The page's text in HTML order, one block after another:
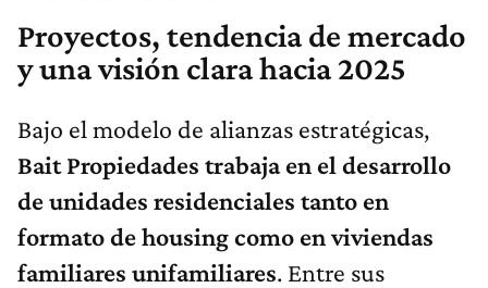
Proyectos, tendencia de mercado
y una visión clara hacia 2025
Bajo el modelo de alianzas estratégicas,
Bait Propiedades trabaja en el desarrollo
de unidades residenciales tanto en
formato de housing como en viviendas
familiares unifamiliares. Entre sus